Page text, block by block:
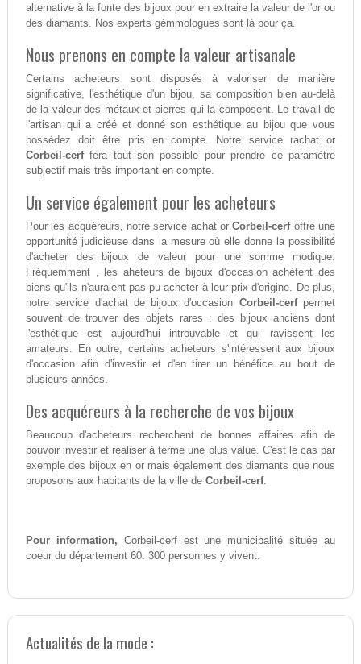
alternative à la fonte des bijoux pour en extraire la valeur de l'or ou
des diamants. Nos experts gémmologues sont là pour ça.
Nous prenons en compte la valeur artisanale
Certains acheteurs sont disposés à valoriser de manière
significative, l'esthétique d'un bijou, sa composition bien au-delà
de la valeur des métaux et pierres qui la composent. Le travail de
l'artisan qui a créé et donné son esthétique au bijou que vous
possédez doit être pris en compte. Notre service rachat or
Corbeil-cerffera tout son possible pour prendre ce paramètre
subjectif mais très important en compte.
Un service également pour les acheteurs
Pour les acquéreurs, notre service achat orCorbeil-cerfoffre une
opportunité judicieuse dans la mesure où elle donne la possibilité
d'acheter des bijoux de valeur pour une somme modique.
Fréquemment , les aheteurs de bijoux d'occasion achètent des
biens qu'ils n'auraient pas pu acheter à leur prix d'origine. De plus,
notre service d'achat de bijoux d'occasion Corbeil-cerfpermet
souvent de trouver des objets rares : des bijoux anciens dont
l'esthétique est aujourd'hui introuvable et qui ravissent les
amateurs. En outre, certains acheteurs s'intéressent aux bijoux
d'occasion afin d'investir et d'en tirer un bénéfice au bout de
plusieurs années.
Des acquéreurs à la recherche de vos bijoux
Beaucoup d'acheteurs recherchent de bonnes affaires afin de
pouvoir investir et réaliser à terme une plus value. C'est le cas par
exemple des bijoux en or mais également des diamants que nous
proposons aux habitants de la ville de Corbeil-cerf.
Pour information, Corbeil-cerf est une municipalité située au
coeur du département 60. 300 personnes y vivent.
Actualités de la mode :